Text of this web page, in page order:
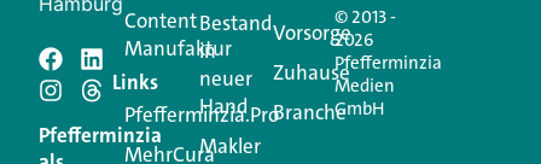
Schreiben Sie einen
Kommentar
Pfefferminzia
Content
Manufaktur
Links
Pfefferminzia.Pro
MehrCura
Bestand
in
neuer
Hand
Makler
Vorsorge
Zuhause
Branche
© 2013 -
2026
Pfefferminzia
Medien
GmbH